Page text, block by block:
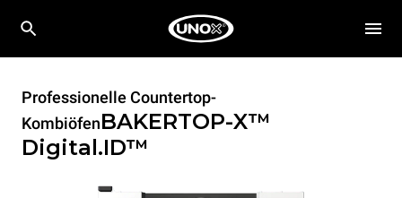
Professionelle Countertop-
KombiöfenBAKERTOP-X™
Digital.ID™